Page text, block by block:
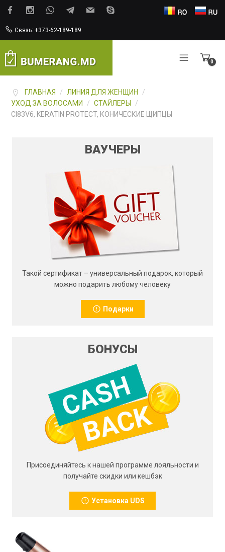
Связь: +373-62-189-189
0
ГЛАВНАЯ / ЛИНИЯ ДЛЯ ЖЕНЩИН
/
УХОД ЗА ВОЛОСАМИ
/ СТАЙЛЕРЫ
/
CI83V6, KERATIN PROTECT, КОНИЧЕСКИЕ ЩИПЦЫ
ВАУЧЕРЫ
Такой сертификат – универсальный подарок, который
можно подарить любому человеку
Подарки
БОНУСЫ
Присоединяйтесь к нашей программе лояльности и
получайте скидки или кешбэк
Установка UDS